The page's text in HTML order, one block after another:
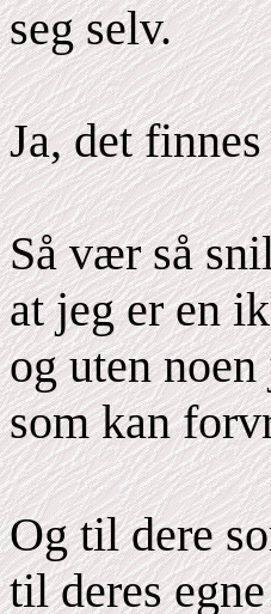
seg selv.
Ja, det
Så vær så
at jeg er en
og uten
som kan
Og til dere
til deres